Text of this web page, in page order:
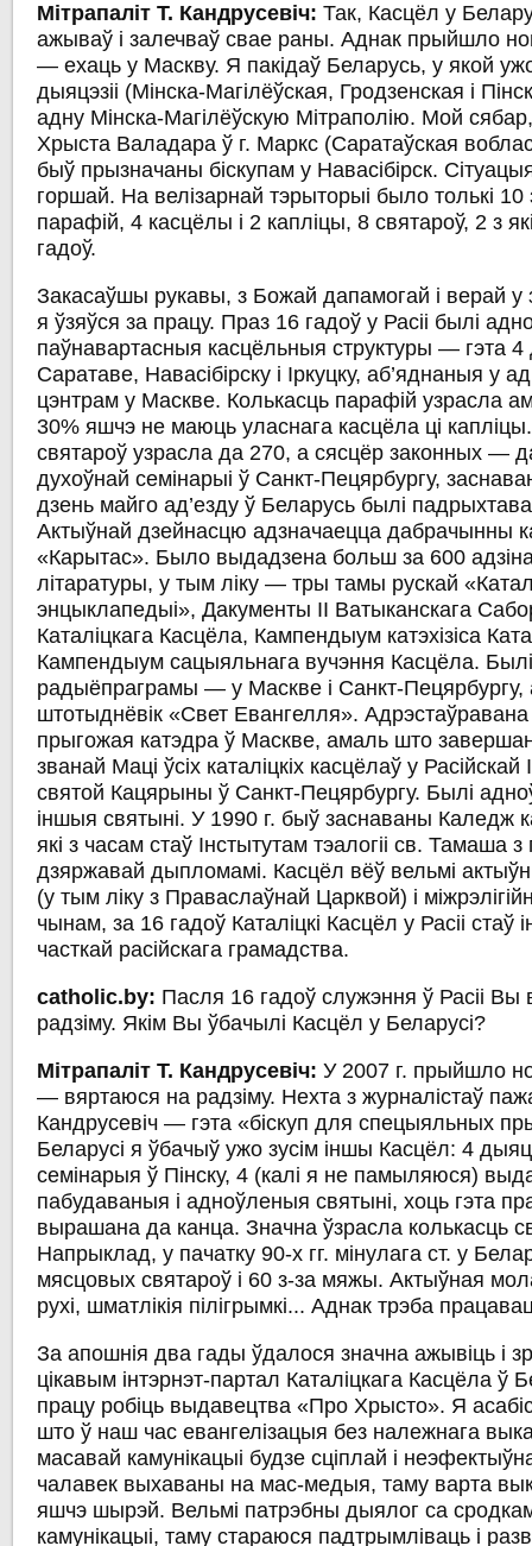
Мітрапаліт Т. Кандрусевіч:Так, Касцёл у
ажываў і залечваў свае раны. Аднак прыйшло
— ехаць у Маскву. Я пакідаў Беларусь, у якой
дыяцэзіі (Мінска-Магілёўская, Гродзенская і
адну Мінска-Магілёўскую Мітраполію. Мой
Хрыста Валадара ў г. Маркс (Саратаўская
быў прызначаны біскупам у Навасібірск.
горшай. На велізарнай тэрыторыі было толькі 10
парафій, 4 касцёлы і 2 капліцы, 8 святароў, 2 з
гадоў.
Закасаўшы рукавы, з Божай дапамогай і верай у
я ўзяўся за працу. Праз 16 гадоў у Расіі былі
паўнавартасныя касцёльныя структуры — гэта 4
Саратаве, Навасібірску і Іркуцку, аб’яднаныя у
цэнтрам у Маскве. Колькасць парафій узрасла
30% яшчэ не маюць уласнага касцёла ці
святароў узрасла да 270, а сясцёр законных —
духоўнай семінарыі ў Санкт-Пецярбургу,
дзень майго ад’езду ў Беларусь былі
Актыўнай дзейнасцю адзначаецца дабрачынны
«Карытас». Было выдадзена больш за 600
літаратуры, у тым ліку — тры тамы рускай
энцыклапедыі», Дакументы ІІ Ватыканскага
Каталіцкага Касцёла, Кампендыум катэхізіса
Кампендыум сацыяльнага вучэння Касцёла.
радыёпраграмы — у Маскве і Санкт-Пецярбургу,
штотыднёвік «Свет Евангелля». Адрэстаўравана
прыгожая катэдра ў Маскве, амаль што
званай Маці ўсіх каталіцкіх касцёлаў у
святой Кацярыны ў Санкт-Пецярбургу. Былі
іншыя святыні. У 1990 г. быў заснаваны Каледж
які з часам стаў Інстытутам тэалогіі св. Тамаша
дзяржавай дыпломамі. Касцёл вёў вельмі
(у тым ліку з Праваслаўнай Царквой) і
чынам, за 16 гадоў Каталіцкі Касцёл у Расіі стаў
часткай расійскага грамадства.
catholic.by: Пасля 16 гадоў служэння ў Расіі Вы
радзіму. Якім Вы ўбачылі Касцёл у Беларусі?
Мітрапаліт Т. Кандрусевіч: У 2007 г. прыйшло
— вяртаюся на радзіму. Нехта з журналістаў
Кандрусевіч — гэта «біскуп для спецыяльных
Беларусі я ўбачыў ужо зусім іншы Касцёл: 4
семінарыя ў Пінску, 4 (калі я не памыляюся)
пабудаваныя і адноўленыя святыні, хоць гэта
вырашана да канца. Значна ўзрасла колькасць
Напрыклад, у пачатку 90-х гг. мінулага ст. у
мясцовых святароў і 60 з-за мяжы. Актыўная
рухі, шматлікія пілігрымкі... Аднак трэба
За апошнія два гады ўдалося значна ажывіць і
цікавым інтэрнэт-партал Каталіцкага Касцёла ў
працу робіць выдавецтва «Про Хрысто». Я
што ў наш час евангелізацыя без належнага
масавай камунікацыі будзе сціплай і
чалавек выхаваны на мас-медыя, таму варта
яшчэ шырэй. Вельмі патрэбны дыялог са
камунікацыі, таму стараюся падтрымліваць і